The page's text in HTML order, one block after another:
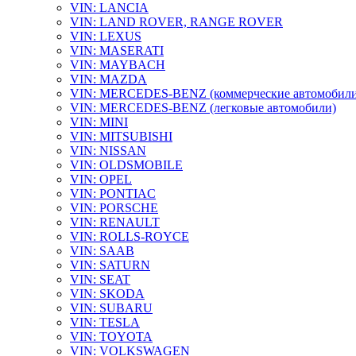
VIN: LANCIA
VIN: LAND ROVER, RANGE ROVER
VIN: LEXUS
VIN: MASERATI
VIN: MAYBACH
VIN: MAZDA
VIN: MERCEDES-BENZ (коммерческие
VIN: MERCEDES-BENZ (легковые автомобили)
VIN: MINI
VIN: MITSUBISHI
VIN: NISSAN
VIN: OLDSMOBILE
VIN: OPEL
VIN: PONTIAC
VIN: PORSCHE
VIN: RENAULT
VIN: ROLLS-ROYCE
VIN: SAAB
VIN: SATURN
VIN: SEAT
VIN: SKODA
VIN: SUBARU
VIN: TESLA
VIN: TOYOTA
VIN: VOLKSWAGEN